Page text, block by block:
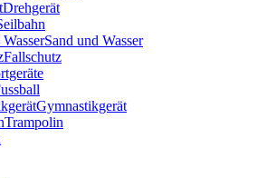
Drehgerät
Sand und Wasser
Fallschutz
Gymnastikgerät
Trampolin